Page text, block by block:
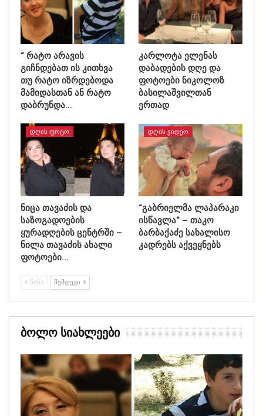
“ რატო არავის
გიჩნდებათ ის კითხვა
თუ რატო იზრდებოდა
მამიდასთან ან რატო
დაბრუნდა…
კარლოტა ელენას
დაბადების დღე და
ფოტოები ნიკოლოზ
ბასილაშვილთან
ერთად
ᲓᲦᲘᲡ ᲤᲝᲢᲝ
ნიცა თავაძის და
საზოგადოების
ყურადღების ცენტრში –
ნილა თავაძის ახალი
ფოტოები…
ᲓᲦᲘᲡ ᲕᲘᲓᲔᲝ
“გაბრიელმა ლაპარაკი
ისწავლა“ – თაკო
ბარბაქაძე სახალისო
კადრებს აქვეყნებს
ᲬᲘᲜᲐ ᲨᲔᲛᲓᲔᲒᲘ
Ბოლო Სიახლეები